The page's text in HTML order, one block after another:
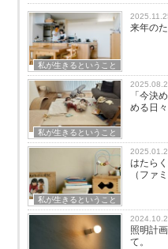
私が生きるということ
来年の
私が生きるということ
「今決
める日々
私が生きるということ
はたら
（ファ
照明計
て。